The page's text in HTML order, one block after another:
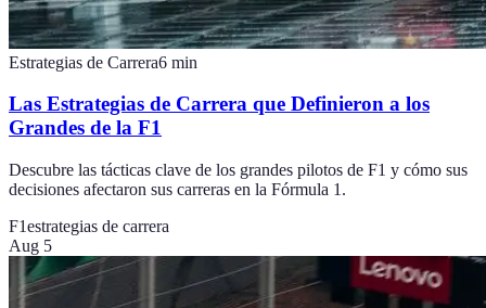
Estrategias de Carrera6 min
Las Estrategias de Carrera que Definieron a los
Grandes de la F1
Descubre las tácticas clave de los grandes pilotos de F1 y cómo sus
decisiones afectaron sus carreras en la Fórmula 1.
F1estrategias de carrera
Aug 5